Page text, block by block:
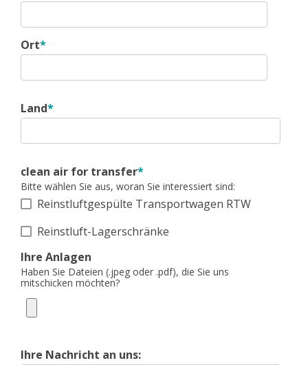
Ort*
Land*
clean air for transfer*
Bitte wählen Sie aus, woran Sie interessiert sind:
Reinstluftgespülte Transportwagen RTW
Reinstluft-Lagerschränke
Ihre Anlagen
Haben Sie Dateien (.jpeg oder .pdf), die Sie uns
mitschicken möchten?
Ihre Nachricht an uns: